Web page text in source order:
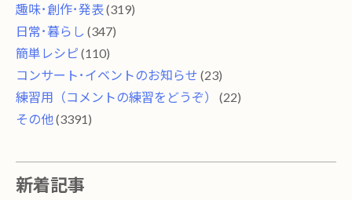
趣味･創作･発表(319)
日常･暮らし (347)
簡単レシピ (110)
コンサート･イベントのお知らせ (23)
練習用（コメントの練習をどうぞ）
(22)
その他 (3391)
新着記事